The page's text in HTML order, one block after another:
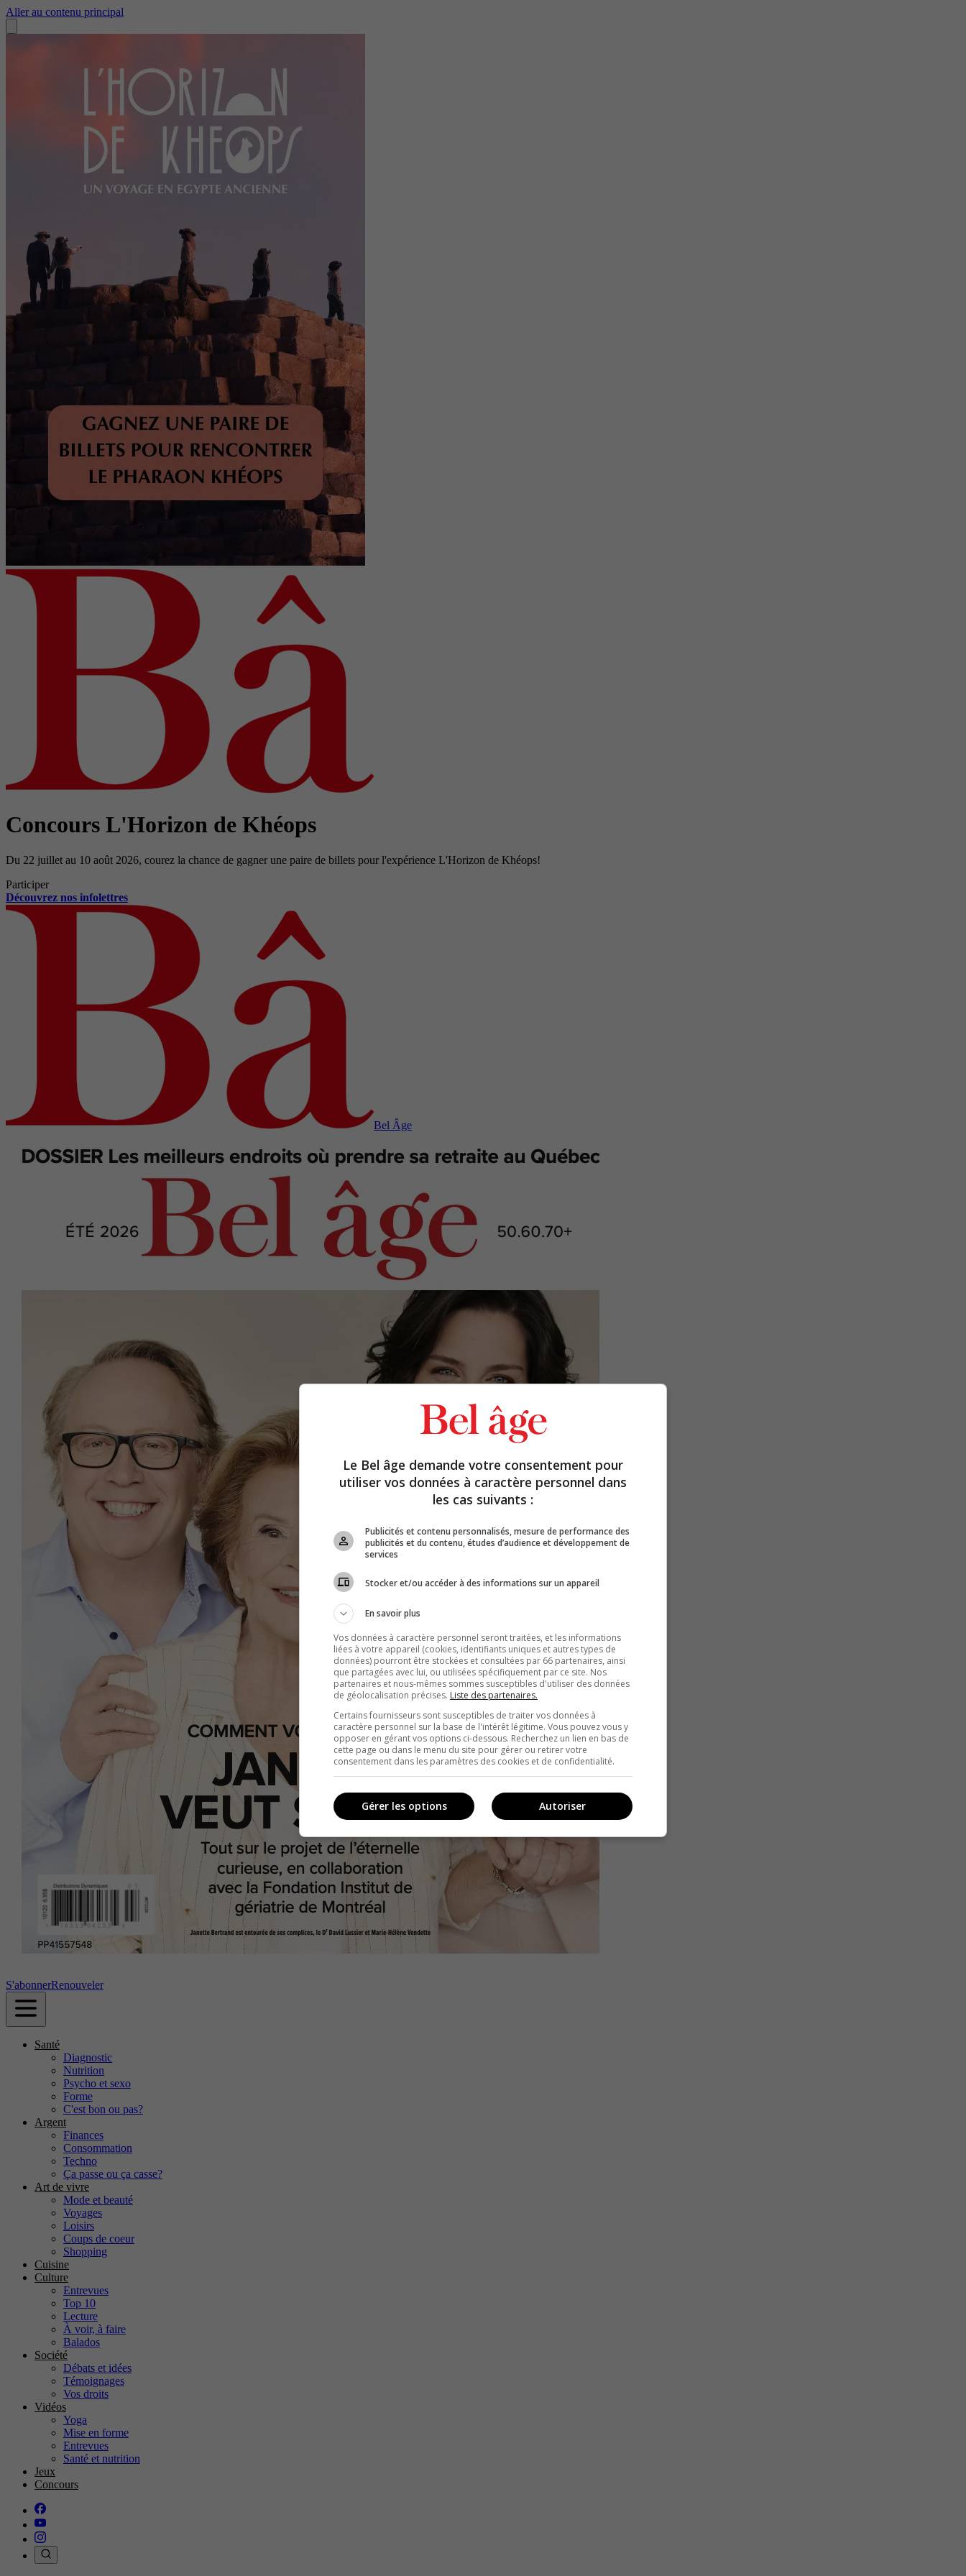
Aller au contenu principal
Concours L'Horizon de Khéops
Du 22 juillet au 10 août 2026, courez la chance de gagner une paire de billets pour l'expérience L'Horizon de Khéops!
Participer
Découvrez nos infolettres
Bel Âge
S'abonnerRenouveler
Santé
Diagnostic
Nutrition
Psycho et sexo
Forme
C'est bon ou pas?
Argent
Finances
Consommation
Techno
Ça passe ou ça casse?
Art de vivre
Mode et beauté
Voyages
Loisirs
Coups de coeur
Shopping
Cuisine
Culture
Entrevues
Top 10
Lecture
À voir, à faire
Balados
Société
Débats et idées
Témoignages
Vos droits
Vidéos
Yoga
Mise en forme
Entrevues
Santé et nutrition
Jeux
Concours
Le Bel âge demande votre consentement pour
utiliser vos données à caractère personnel dans
les cas suivants :
Publicités et contenu personnalisés, mesure de performance des
publicités et du contenu, études d’audience et développement de
services
Stocker et/ou accéder à des informations sur un appareil
En savoir plus
Vos données à caractère personnel seront traitées, et les informations
liées à votre appareil (cookies, identifiants uniques et autres types de
données) pourront être stockées et consultées par 66 partenaires, ainsi
que partagées avec lui, ou utilisées spécifiquement par ce site. Nos
partenaires et nous-mêmes sommes susceptibles d'utiliser des données
de géolocalisation précises. Liste des partenaires.
Certains fournisseurs sont susceptibles de traiter vos données à
caractère personnel sur la base de l'intérêt légitime. Vous pouvez vous y
opposer en gérant vos options ci-dessous. Recherchez un lien en bas de
cette page ou dans le menu du site pour gérer ou retirer votre
consentement dans les paramètres des cookies et de confidentialité.
Autoriser
Gérer les options